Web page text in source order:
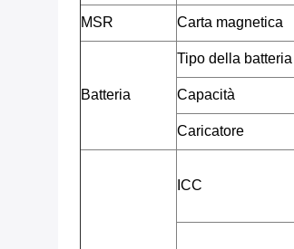
MSR Carta magnetica
Batteria
Tipo della batteria
Capacità
Caricatore
ICC